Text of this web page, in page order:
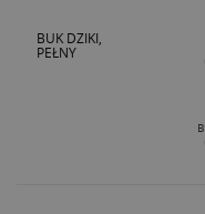
BUK DZIKI,
PEŁNY